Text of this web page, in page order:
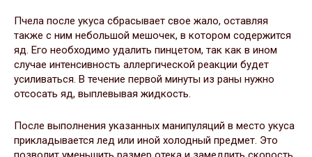
Пчела после укуса сбрасывает свое жало, оставляя
также с ним небольшой мешочек, в котором содержится
яд. Его необходимо удалить пинцетом, так как в ином
случае интенсивность аллергической реакции будет
усиливаться. В течение первой минуты из раны нужно
отсосать яд, выплевывая жидкость.
После выполнения указанных манипуляций в место укуса
прикладывается лед или иной холодный предмет. Это